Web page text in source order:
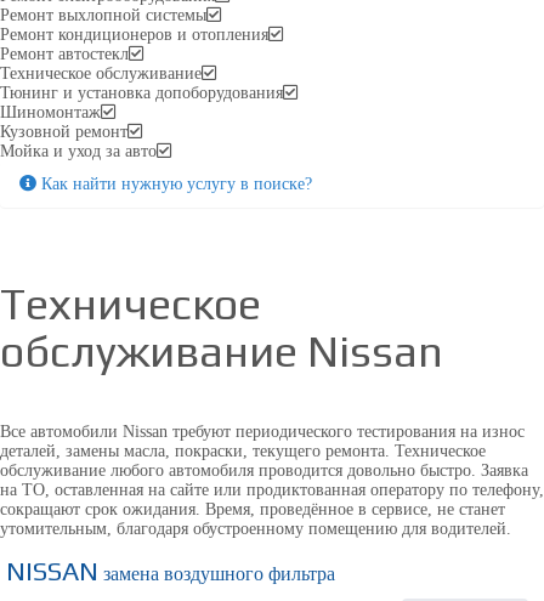
Ремонт выхлопной системы
Ремонт кондиционеров и отопления
Ремонт автостекл
Техническое обслуживание
Тюнинг и установка допоборудования
Шиномонтаж
Кузовной ремонт
Мойка и уход за авто
Как найти нужную услугу в поиске?
Техническое
обслуживание Nissan
Все автомобили Nissan требуют периодического тестирования на износ
деталей, замены масла, покраски, текущего ремонта. Техническое
обслуживание любого автомобиля проводится довольно быстро. Заявка
на ТО, оставленная на сайте или продиктованная оператору по телефону,
сокращают срок ожидания. Время, проведённое в сервисе, не станет
утомительным, благодаря обустроенному помещению для водителей.
NISSAN замена воздушного фильтра